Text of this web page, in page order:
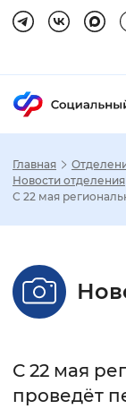
Главная
Новости отделения
С 22 мая
С 22 мая
проведёт